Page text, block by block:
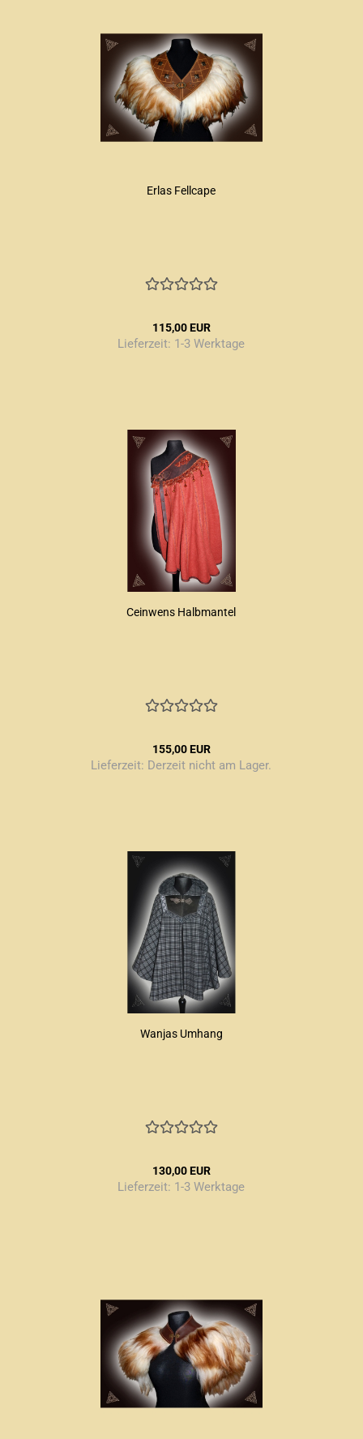
Erlas Fellcape
115,00 EUR
Lieferzeit: 1-3 Werktage
Ceinwens Halbmantel
155,00 EUR
Lieferzeit: Derzeit nicht am Lager.
Wanjas Umhang
130,00 EUR
Lieferzeit: 1-3 Werktage